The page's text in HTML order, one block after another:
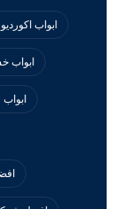
ابواب
ابواب
ابواب